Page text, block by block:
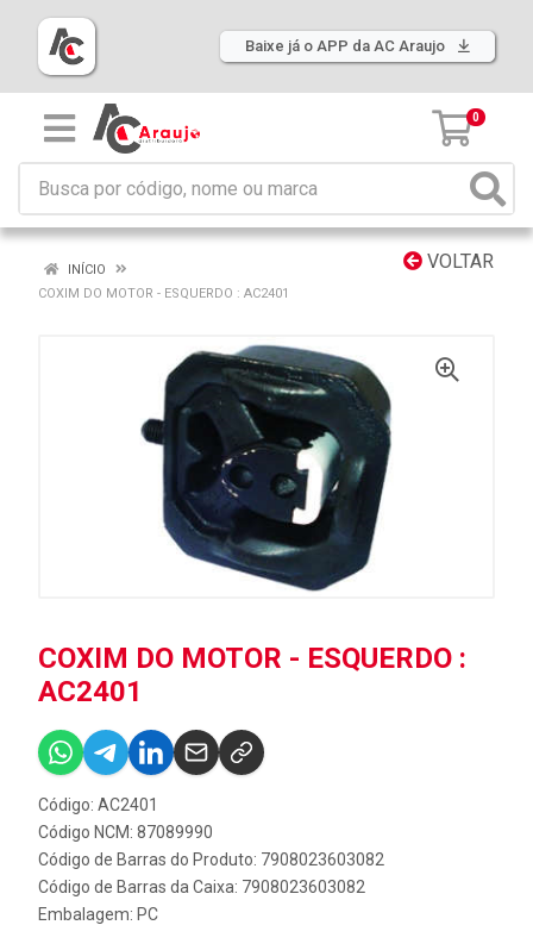
Baixe já o APP da AC Araujo
0
VOLTAR
INÍCIO
COXIM DO MOTOR - ESQUERDO : AC2401
COXIM DO MOTOR - ESQUERDO :
AC2401
Código: AC2401
Código NCM: 87089990
Código de Barras do Produto: 7908023603082
Código de Barras da Caixa: 7908023603082
Embalagem: PC